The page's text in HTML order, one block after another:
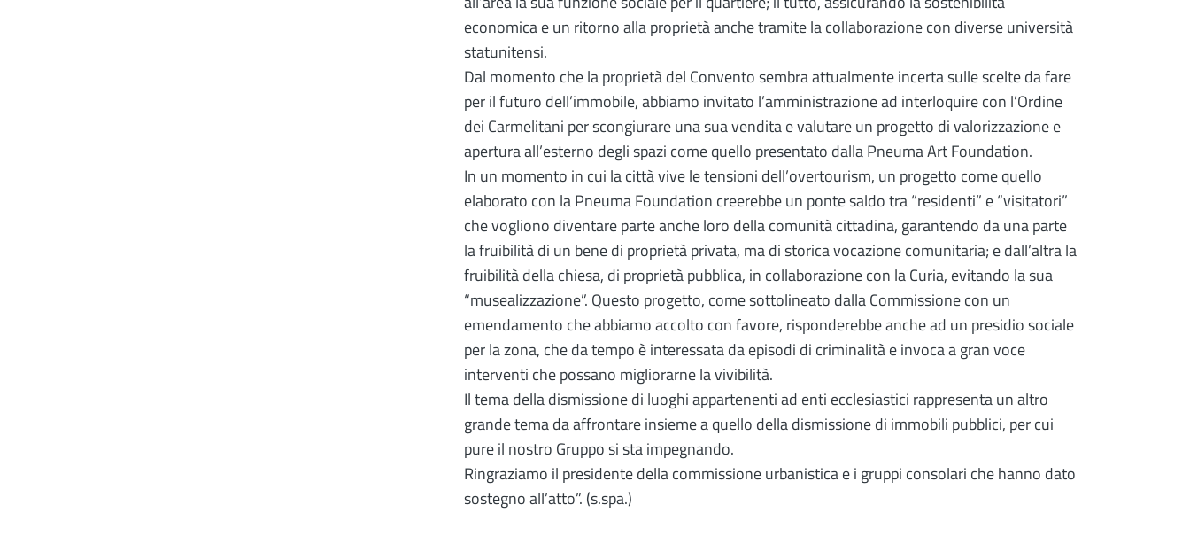
economica e un ritorno alla proprietà anche tramite la collaborazione con diverse università
statunitensi.
Dal momento che la proprietà del Convento sembra attualmente incerta sulle scelte da fare
per il futuro dell’immobile, abbiamo invitato l’amministrazione ad interloquire con l’Ordine
dei Carmelitani per scongiurare una sua vendita e valutare un progetto di valorizzazione e
apertura all’esterno degli spazi come quello presentato dalla Pneuma Art Foundation.
In un momento in cui la città vive le tensioni dell’overtourism, un progetto come quello
elaborato con la Pneuma Foundation creerebbe un ponte saldo tra “residenti” e “visitatori”
che vogliono diventare parte anche loro della comunità cittadina, garantendo da una parte
la fruibilità di un bene di proprietà privata, ma di storica vocazione comunitaria; e dall’altra la
fruibilità della chiesa, di proprietà pubblica, in collaborazione con la Curia, evitando la sua
“musealizzazione”. Questo progetto, come sottolineato dalla Commissione con un
emendamento che abbiamo accolto con favore, risponderebbe anche ad un presidio sociale
per la zona, che da tempo è interessata da episodi di criminalità e invoca a gran voce
interventi che possano migliorarne la vivibilità.
Il tema della dismissione di luoghi appartenenti ad enti ecclesiastici rappresenta un altro
grande tema da affrontare insieme a quello della dismissione di immobili pubblici, per cui
pure il nostro Gruppo si sta impegnando.
Ringraziamo il presidente della commissione urbanistica e i gruppi consolari che hanno dato
sostegno all’atto”. (s.spa.)